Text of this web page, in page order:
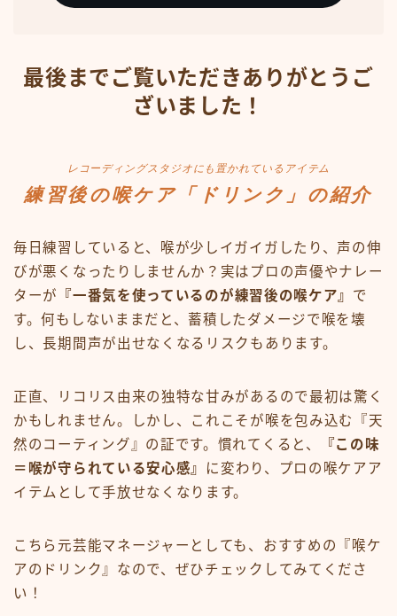
最後までご覧いただきありがとうご
ざいました！
レコーディングスタジオにも置かれているアイテム
練習後の喉ケア「ドリンク」の紹介
毎日練習していると、喉が少しイガイガしたり、声の伸
びが悪くなったりしませんか？実はプロの声優やナレー
ターが
『一番気を使っているのが練習後の喉ケア』 で
す。何もしないままだと、蓄積したダメージで喉を壊
し、長期間声が出せなくなるリスクもあります。
正直、リコリス由来の独特な甘みがあるので最初は驚く
かもしれません。しかし、これこそが喉を包み込む『天
然のコーティング』の証です。慣れてくると、
『この味
＝喉が守られている安心感』
に変わり、プロの喉ケアア
イテムとして手放せなくなります。
こちら元芸能マネージャーとしても、おすすめの『喉ケ
アのドリンク』なので、ぜひチェックしてみてくださ
い！